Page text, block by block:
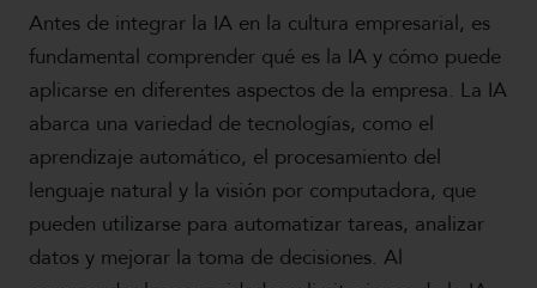
Antes de integrar la IA en la cultura empresarial, es
fundamental comprender qué es la IA y cómo puede
aplicarse en diferentes aspectos de la empresa. La IA
abarca una variedad de tecnologías, como el
aprendizaje automático, el procesamiento del
lenguaje natural y la visión por computadora, que
pueden utilizarse para automatizar tareas, analizar
datos y mejorar la toma de decisiones. Al